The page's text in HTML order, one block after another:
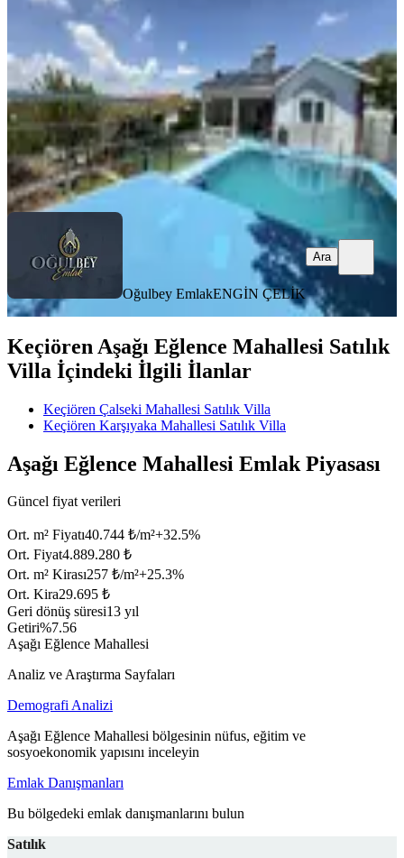
Keçiören, Çalseki Mahallesi
· 75 m²·
4.200.000 ₺4.350.000 ₺
Oğulbey EmlakENGİN ÇELİK
Ara
Oğulbey EmlakENGİN ÇELİK
Ara
Keçiören Aşağı Eğlence Mahallesi Satılık
Villa İçindeki İlgili İlanlar
Keçiören Çalseki Mahallesi Satılık Villa
Keçiören Karşıyaka Mahallesi Satılık Villa
Aşağı Eğlence Mahallesi Emlak Piyasası
Güncel fiyat verileri
Ort. m² Fiyatı40.744 ₺/m²+32.5%
Ort. Fiyat4.889.280 ₺
Ort. m² Kirası257 ₺/m²+25.3%
Ort. Kira29.695 ₺
Geri dönüş süresi13 yıl
Getiri%7.56
Aşağı Eğlence Mahallesi
Analiz ve Araştırma Sayfaları
Demografi Analizi
Aşağı Eğlence Mahallesi bölgesinin nüfus, eğitim ve
sosyoekonomik yapısını inceleyin
Emlak Danışmanları
Bu bölgedeki emlak danışmanlarını bulun
Satılık